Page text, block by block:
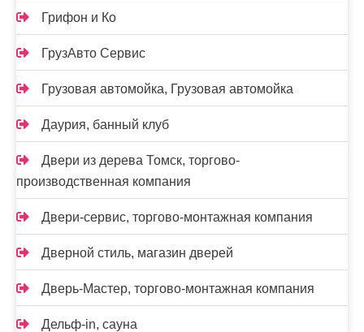
Грифон и Ко
ГрузАвто Сервис
Грузовая автомойка, Грузовая автомойка
Даурия, банный клуб
Двери из дерева Томск, торгово-
производственная компания
Двери-сервис, торгово-монтажная компания
Дверной стиль, магазин дверей
Дверь-Мастер, торгово-монтажная компания
Дельф-in, сауна